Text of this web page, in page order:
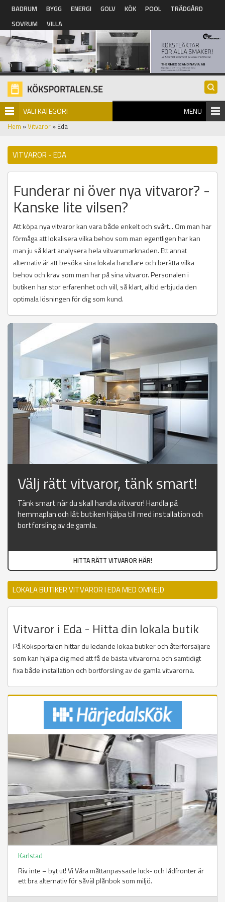
Hoppa till huvudinnehåll
BADRUM BYGG ENERGI GOLV KÖK POOL
TRÄDGÅRD
SOVRUM
VILLA
VÄLJ KATEGORI MENU
Hem »Vitvaror » Eda
VITVAROR - EDA
Funderar ni över nya vitvaror? -
Kanske lite vilsen?
Att köpa nya vitvaror kan vara både enkelt och svårt... Om man har
förmåga att lokalisera vilka behov som man egentligen har kan
man ju så klart analysera hela vitvarumarknaden. Ett annat
alternativ är att besöka sina lokala handlare och berätta vilka
behov och krav som man har på sina vitvaror. Personalen i
butiken har stor erfarenhet och vill, så klart, alltid erbjuda den
optimala lösningen för dig som kund.
Välj rätt vitvaror, tänk smart!
Tänk smart när du skall handla vitvaror! Handla på
hemmaplan och låt butiken hjälpa till med installation och
bortforsling av de gamla.
HITTA RÄTT VITVAROR HÄR!
LOKALA BUTIKER VITVAROR I EDA MED OMNEJD
Vitvaror i Eda - Hitta din lokala butik
På Köksportalen hittar du ledande lokaa butiker och återförsäljare
som kan hjälpa dig med att få de bästa vitvarorna och samtidigt
fixa både installation och bortforsling av de gamla vitvarorna.
Karlstad
Riv inte – byt ut! Vi Våra måttanpassade luck- och lådfronter är
ett bra alternativ för såväl plånbok som miljö.